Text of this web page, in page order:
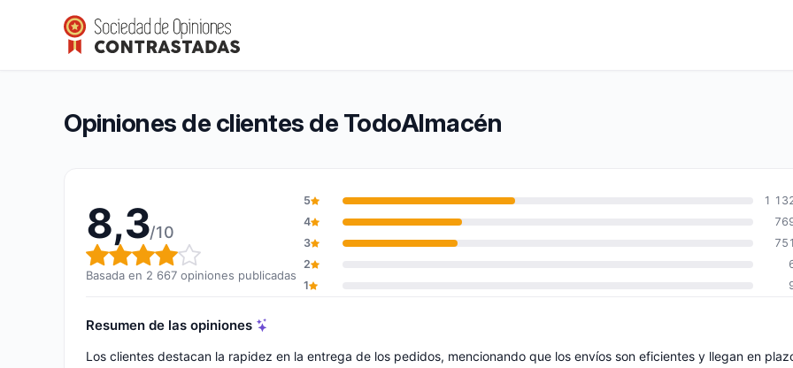
TodoAlmacén
Calificación global: 8,3 de 10
8,3/10(2 667 opiniones)
Opiniones de clientes de TodoAlmacén
8,3/10
Calificación global: 8,3 de 10
Basada en 2 667 opiniones publicadas
5
1
4
3
751
2
1
Resumen de las opiniones
Los clientes destacan la rapidez en la entrega de los pedidos, mencionando que los envíos son eficientes y llegan en